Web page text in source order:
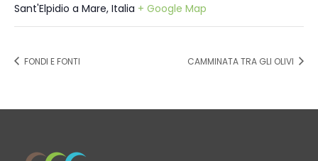
Sant'Elpidio a Mare, Italia + Google Map
FONDI E FONTI CAMMINATA TRA GLI OLIVI